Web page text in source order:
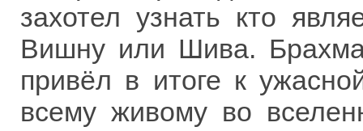
захотел узнать кто
Вишну или Шива.
привёл в итоге к
всему живому во